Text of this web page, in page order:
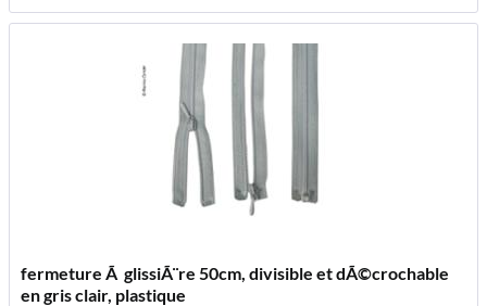
fermeture Ã glissiÃ¨re 50cm, divisible et dÃ©crochable
en gris clair, plastique